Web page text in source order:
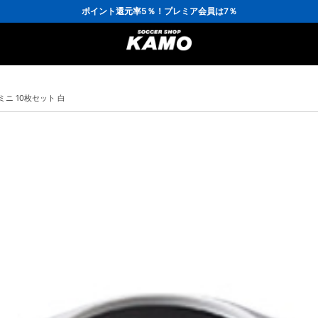
ポイント還元率5％！プレミア会員は7％
会員の方にはお誕生月に「10％OFFクーポン」プレゼント！
16,000円(税込)以上でシューズケースプレゼント！
3,300円(税込)以上で送料無料！
ニ 10枚セット 白